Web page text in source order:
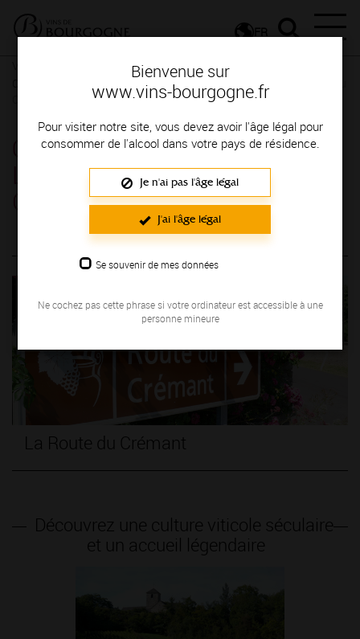
Bienvenue sur
www.vins-bourgogne.fr
Pour visiter notre site, vous devez avoir l'âge légal pour
consommer de l'alcool dans votre pays de résidence.
Je n'ai pas l'âge légal
J'ai l'âge légal
Se souvenir de mes données
Ne cochez pas cette phrase si votre ordinateur est accessible à une
personne mineure
FR
La Grande Route des Vins
Œnotourisme en Bourgogne : La Route effervescente du
Œnotourisme en Bourgogne :
La Route effervescente du
Crémant
La Bourgogne en toute effervescence !
Signalisation : Crémant de
Découvrez une culture viticole séculaire
et un accueil légendaire